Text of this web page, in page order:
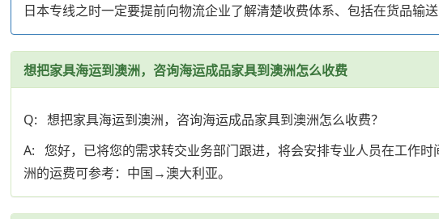
日本专线之时一定要提前向物流企业了解清楚收费体系、包括在货品输
想把家具海运到澳洲，咨询海运成品家具到澳洲怎么收费
Q: 想把家具海运到澳洲，咨询海运成品家具到澳洲怎么收费？
A: 您好，已将您的需求转交业务部门跟进，将会安排专业人员在工作
洲的运费可参考：中国→澳大利亚。